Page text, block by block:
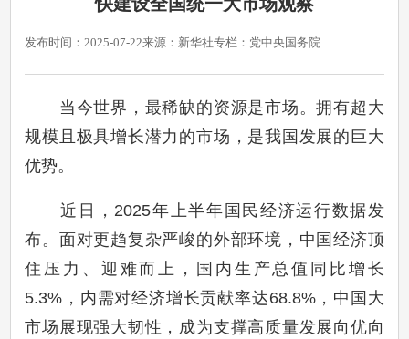
发布时间：2025-07-22来源：新华社专栏：党中央国务院
当今世界，最稀缺的资源是市场。拥有超大
规模且极具增长潜力的市场，是我国发展的巨大
优势。
近日，2025年上半年国民经济运行数据发
布。面对更趋复杂严峻的外部环境，中国经济顶
住压力、迎难而上，国内生产总值同比增长
5.3%，内需对经济增长贡献率达68.8%，中国大
市场展现强大韧性，成为支撑高质量发展向优向